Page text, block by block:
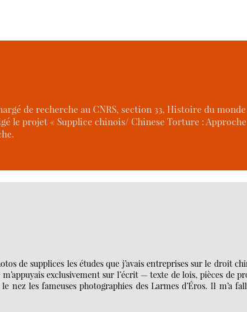
de recherche au CNRS, section 33, Histoire du
le projet « Supplice chinois/ Chinese Torture :
de supplices les études que j’avais entreprises sur le droit
exclusivement sur l’écrit — texte de lois, pièces de
nez les fameuses photographies des Larmes d’Éros. Il m’a